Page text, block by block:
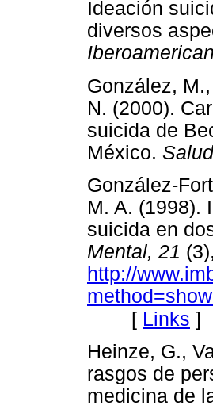
Ideación
diversos
González,
N. (2000).
suicida de
México.
González-
M. A. (1998).
suicida en
Mental, 21
http://
[ Links ]
Heinze, G.,
rasgos de
medicina de